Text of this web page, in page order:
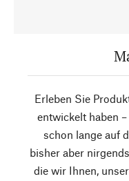
Erleben Sie
entwickelt haben
schon lange auf
bisher aber
die wir Ihnen,